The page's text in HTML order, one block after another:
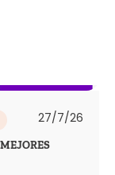
27/7/26